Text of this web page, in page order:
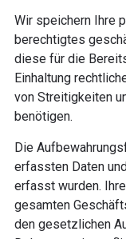
Wir speichern Ihre
berechtigtes
diese für die
Einhaltung
von Streitigkeiten
benötigen.
Die
erfassten Daten
erfasst wurden.
gesamten
den gesetzlichen